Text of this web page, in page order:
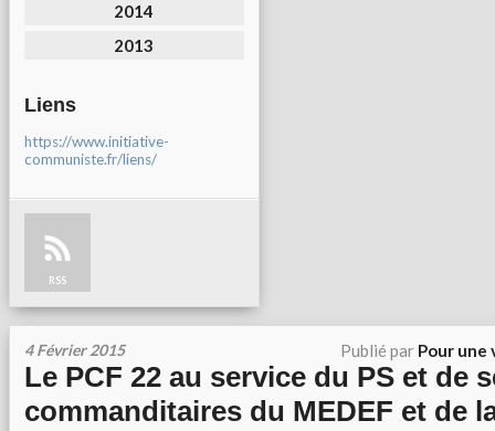
2014
2013
Liens
https://www.initiative-
communiste.fr/liens/
RSS
4 Février 2015 Publié par Pour une
Le PCF 22 au service du PS et de
commanditaires du MEDEF et de